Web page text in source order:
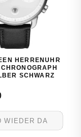
HERRENUHR
SCHWARZ
WIEDER DA